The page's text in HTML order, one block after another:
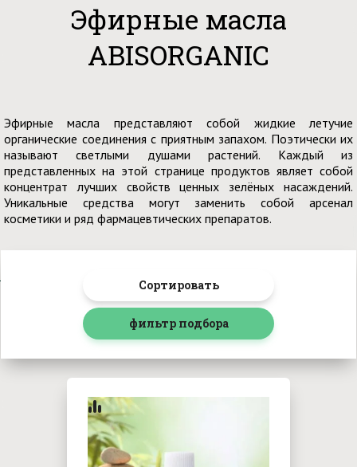
Эфирные масла
ABISORGANIC
Эфирные масла представляют собой жидкие летучие
органические соединения с приятным запахом. Поэтически их
называют светлыми душами растений. Каждый из
представленных на этой странице продуктов являет собой
концентрат лучших свойств ценных зелёных насаждений.
Уникальные средства могут заменить собой арсенал
косметики и ряд фармацевтических препаратов.
Сортировать
фильтр подбора